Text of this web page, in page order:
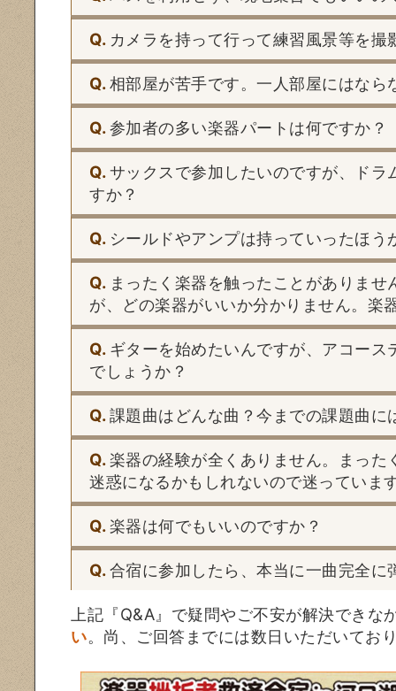
Q. カメラを持って行って練習風景等を撮
Q.相部屋が苦手です。一人部屋にはなら
Q.参加者の多い楽器パートは何ですか？
Q.サックスで参加したいのですが、ド
すか？
Q. シールドやアンプは持っていったほう
Q. まったく楽器を触ったことがありま
が、どの楽器がいいか分かりません。楽
Q. ギターを始めたいんですが、アコー
でしょうか？
Q.課題曲はどんな曲？今までの課題曲
Q.楽器の経験が全くありません。まっ
迷惑になるかもしれないので迷っていま
Q.楽器は何でもいいのですか？
Q.合宿に参加したら、本当に一曲完全に
上記『Q&A』で疑問やご不安が解決できな
い。尚、ご回答までには数日いただいてお